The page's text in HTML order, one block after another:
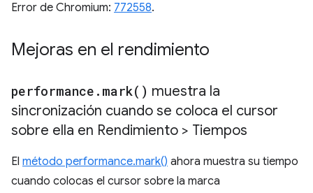
Error de Chromium: 772558.
Mejoras en el rendimiento
performance . mark( ) muestra la
sincronización cuando se coloca el cursor
sobre ella en Rendimiento > Tiempos
El método performance.mark() ahora muestra su tiempo
cuando colocas el cursor sobre la marca